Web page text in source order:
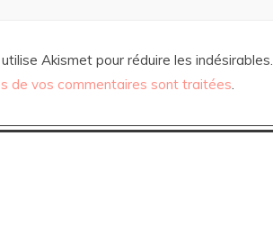
Akismet pour réduire les indésirables.
de vos commentaires sont traitées.